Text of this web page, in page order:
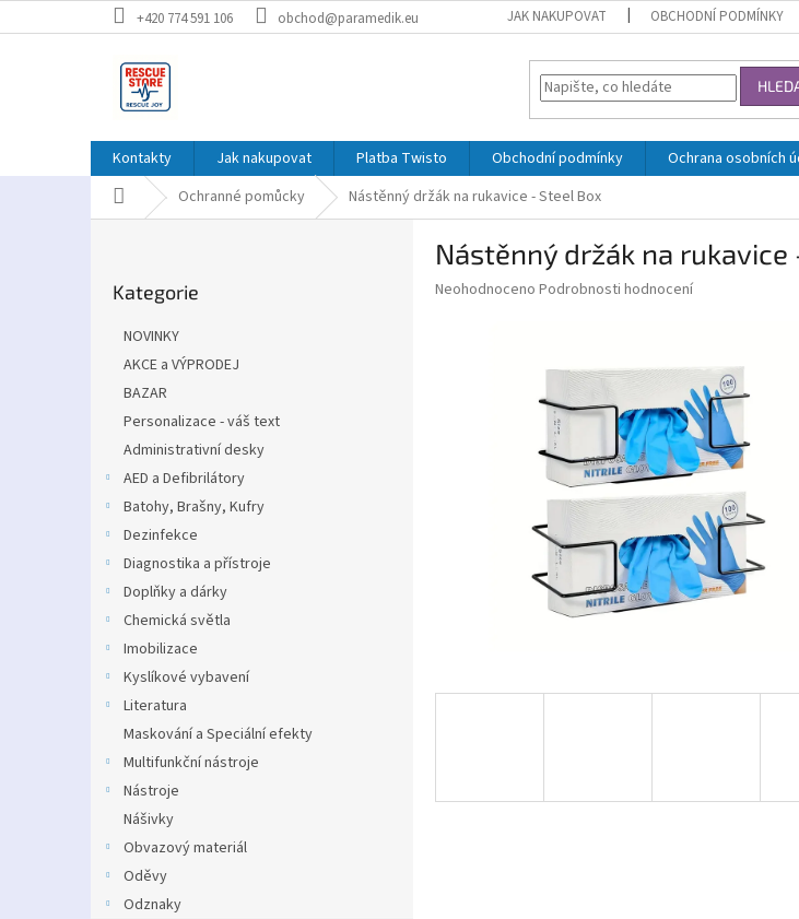
na
+420 774 591 106 obchod@paramedik.eu JAK NAKUPOVAT OBCHODNÍ PODMÍNKY
Kontakty Jak nakupovat Platba Twisto Obchodní podmínky Ochrana osobních
Domů Ochranné pomůcky Nástěnný držák na rukavice - Steel Box
kategorie
Kategorie
NOVINKY
AKCE a VÝPRODEJ
BAZAR
Personalizace - váš text
Administrativní desky
AED a Defibrilátory
Batohy, Brašny, Kufry
Dezinfekce
Diagnostika a přístroje
Doplňky a dárky
Chemická světla
Imobilizace
Kyslíkové vybavení
Literatura
Maskování a Speciální efekty
Multifunkční nástroje
Nástroje
Nášivky
Obvazový materiál
Oděvy
Odznaky
Nástěnný držák na rukavice
Průměrné
Neohodnoceno Podrobnosti hodnocení